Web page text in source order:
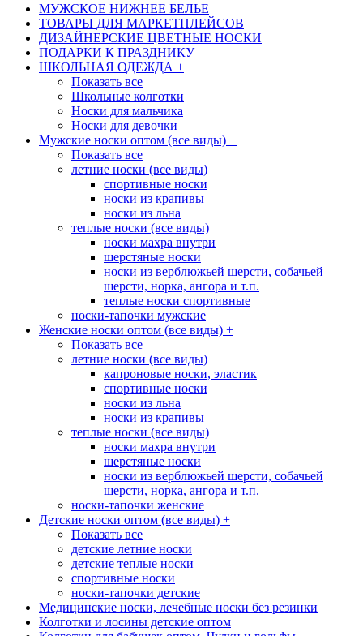
МУЖСКОЕ НИЖНЕЕ БЕЛЬЕ
ТОВАРЫ ДЛЯ МАРКЕТПЛЕЙСОВ
ДИЗАЙНЕРСКИЕ ЦВЕТНЫЕ НОСКИ
ПОДАРКИ К ПРАЗДНИКУ
ШКОЛЬНАЯ ОДЕЖДА +
Показать все
Школьные колготки
Носки для мальчика
Носки для девочки
Мужские носки оптом (все виды) +
Показать все
летние носки (все виды)
спортивные носки
носки из крапивы
носки из льна
теплые носки (все виды)
носки махра внутри
шерстяные носки
носки из верблюжьей шерсти, собачьей
шерсти, норка, ангора и т.п.
теплые носки спортивные
носки-тапочки мужские
Женские носки оптом (все виды) +
Показать все
летние носки (все виды)
капроновые носки, эластик
спортивные носки
носки из льна
носки из крапивы
теплые носки (все виды)
носки махра внутри
шерстяные носки
носки из верблюжьей шерсти, собачьей
шерсти, норка, ангора и т.п.
носки-тапочки женские
Детские носки оптом (все виды) +
Показать все
детские летние носки
детские теплые носки
спортивные носки
носки-тапочки детские
Медицинские носки, лечебные носки без резинки
Колготки и лосины детские оптом